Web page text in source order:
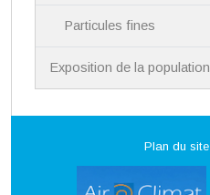
Particules fines
Exposition de la population
Plan du site